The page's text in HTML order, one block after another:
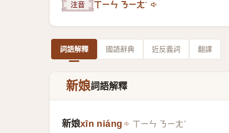
注音 ㄒㄧㄣ ㄋㄧㄤˊ
詞語解釋 國語辭典 近反義詞 翻譯
新娘詞語解釋
新娘xīn niáng ㄒㄧㄣ ㄋㄧㄤˊ